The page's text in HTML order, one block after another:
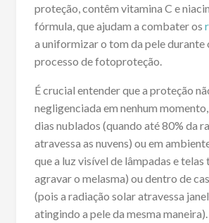
proteção, contêm vitamina C e
fórmula, que ajudam a combater os
a uniformizar o tom da pele durante
processo de fotoproteção.
É crucial entender que a proteção
negligenciada em nenhum
dias nublados (quando até 80% da
atravessa as nuvens) ou em
que a luz visível de lâmpadas e
agravar o melasma) ou dentro de
(pois a radiação solar atravessa
atingindo a pele da mesma